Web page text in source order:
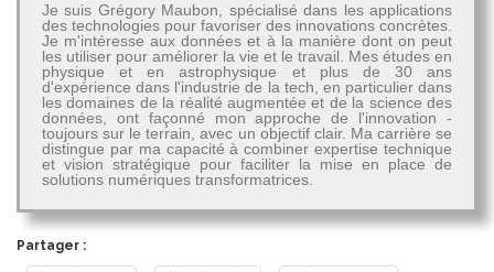
Je suis Grégory Maubon, spécialisé dans les applications
des technologies pour favoriser des innovations concrètes.
Je m'intéresse aux données et à la manière dont on peut
les utiliser pour améliorer la vie et le travail. Mes études en
physique et en astrophysique et plus de 30 ans
d'expérience dans l'industrie de la tech, en particulier dans
les domaines de la réalité augmentée et de la science des
données, ont façonné mon approche de l'innovation -
toujours sur le terrain, avec un objectif clair. Ma carrière se
distingue par ma capacité à combiner expertise technique
et vision stratégique pour faciliter la mise en place de
solutions numériques transformatrices.
Partager :